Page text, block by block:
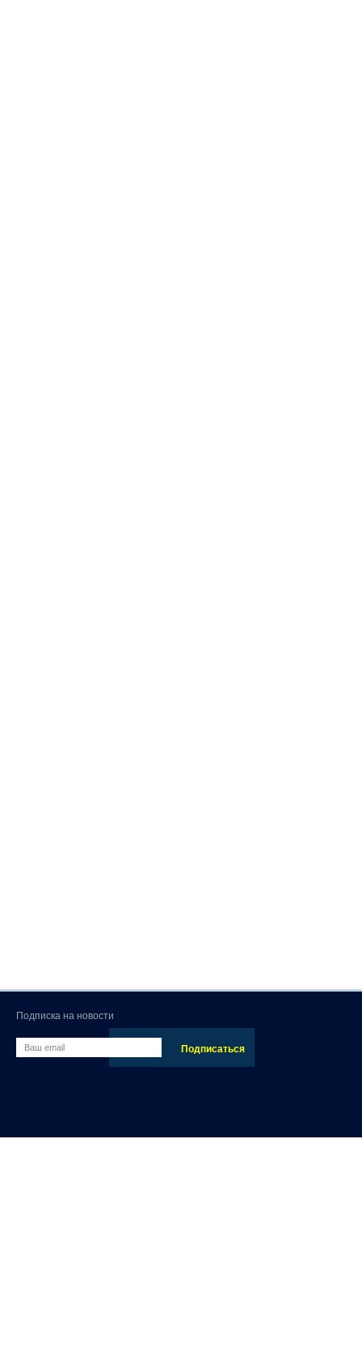
Подписка на новости